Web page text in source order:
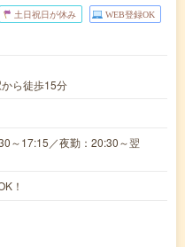
土日祝日が休み WEB登録OK
ら徒歩15分
～17:15／夜勤：20:30～翌
！